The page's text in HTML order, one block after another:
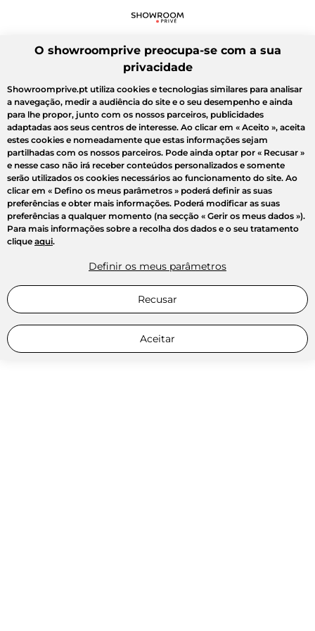
O showroomprive preocupa-se com a sua
privacidade
Showroomprive.pt utiliza cookies e tecnologias similares para analisar
a navegação, medir a audiência do site e o seu desempenho e ainda
para lhe propor, junto com os nossos parceiros, publicidades
adaptadas aos seus centros de interesse. Ao clicar em « Aceito », aceita
estes cookies e nomeadamente que estas informações sejam
partilhadas com os nossos parceiros. Pode ainda optar por « Recusar »
e nesse caso não irá receber conteúdos personalizados e somente
serão utilizados os cookies necessários ao funcionamento do site. Ao
clicar em « Defino os meus parâmetros » poderá definir as suas
preferências e obter mais informações. Poderá modificar as suas
preferências a qualquer momento (na secção « Gerir os meus dados »).
Para mais informações sobre a recolha dos dados e o seu tratamento
clique aqui.
Definir os meus parâmetros
Recusar
Aceitar